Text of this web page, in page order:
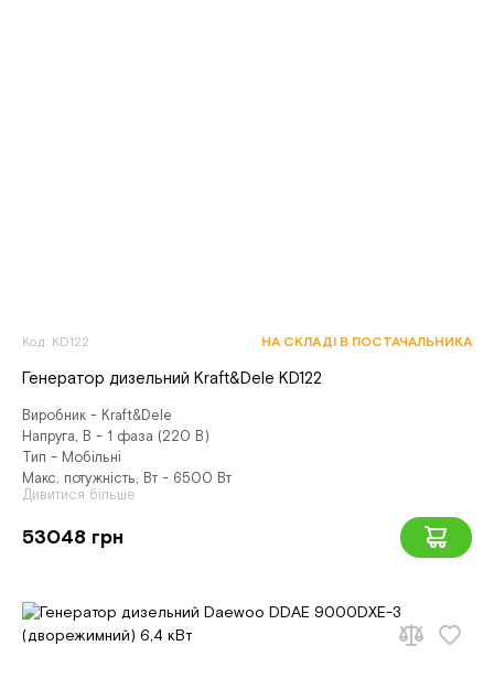
Код: KD122 НА СКЛАДІ В ПОСТАЧАЛЬНИКА
Генератор дизельний Kraft&Dele KD122
Виробник - Kraft&Dele
Напруга, В - 1 фаза (220 В)
Тип - Мобільні
Макс. потужність, Вт - 6500 Вт
Дивитися більше
53048 грн